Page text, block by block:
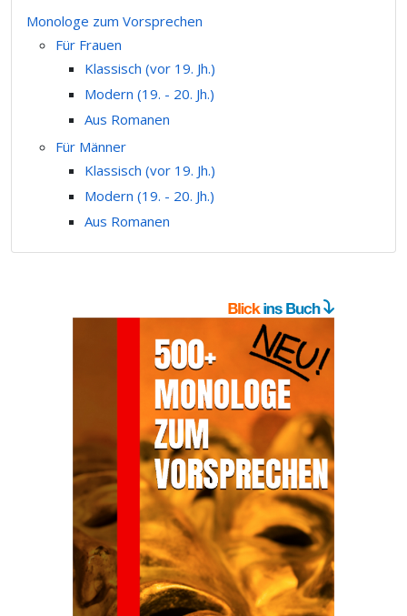
Monologe zum Vorsprechen
Für Frauen
Klassisch (vor 19. Jh.)
Modern (19. - 20. Jh.)
Aus Romanen
Für Männer
Klassisch (vor 19. Jh.)
Modern (19. - 20. Jh.)
Aus Romanen